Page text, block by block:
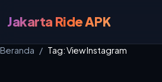
Jakarta Ride APK
Beranda Tag: View Instagram